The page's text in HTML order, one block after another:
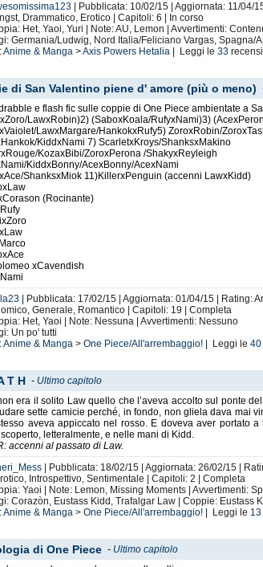
| Pubblicata: 10/02/15 | Aggiornata: 11/04/
Drammatico, Erotico | Capitoli: 6 | In corso
Het, Yaoi, Yuri | Note: AU, Lemon | Avvertimenti:
Germania/Ludwig, Nord Italia/Feliciano Vargas,
Anime & Manga >Axis Powers Hetalia | Leggi le33
di San Valentino piene d' amore (più o meno)
e flash fic sulle coppie di One Piece ambientate a
LawxRobin)2) (SaboxKoala/RufyxNami)3)
LawxMargare/HankokxRufy5) ZoroxRobin/
KiddxNami 7) ScarletxKroys/ShanksxMakino
KozaxBibi/ZoroxPerona /ShakyxReyleigh
KiddxBonny/AcexBonny/AcexNami
ShanksxMiok 11)KillerxPenguin (accenni LawxKidd)
(Rocinante)
xCavendish
| Pubblicata: 17/02/15 | Aggiornata: 01/04/15 | Rating:
Generale, Romantico | Capitoli: 19 | Completa
Het, Yaoi | Note: Nessuna | Avvertimenti: Nessuno
Un po' tutti
Anime & Manga >One Piece/All'arrembaggio! | Leggi le40
T H - Ultimo capitolo
era il solito Law quello che l’aveva accolto sul ponte
sette camicie perché, in fondo, non gliela dava mai
aveva appiccato nel rosso. E doveva aver portato
scoperto, letteralmente, e nelle mani di Kidd.
accenni al passato di Law.
| Pubblicata: 18/02/15 | Aggiornata: 26/02/15 |
Introspettivo, Sentimentale | Capitoli: 2 | Completa
Yaoi | Note: Lemon, Missing Moments | Avvertimenti:
Corazòn, Eustass Kidd, Trafalgar Law | Coppie: Eustass
Anime & Manga >One Piece/All'arrembaggio! | Leggi le 13
di One Piece - Ultimo capitolo